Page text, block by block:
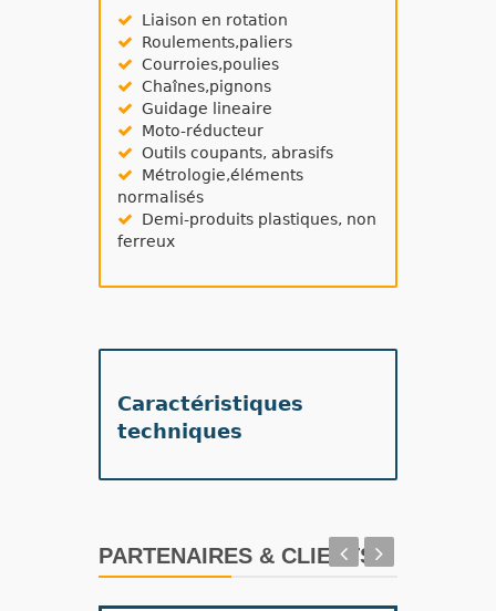
Liaison en rotation
Roulements,paliers
Courroies,poulies
Chaînes,pignons
Guidage lineaire
Moto-réducteur
Outils coupants, abrasifs
Métrologie,éléments
normalisés
Demi-produits plastiques, non
ferreux
Caractéristiques
techniques
PARTENAIRES & CLIENTS